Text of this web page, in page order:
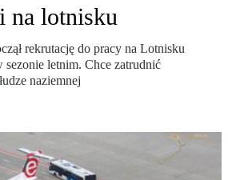
na lotnisku
rekrutację do pracy na Lotnisku
letnim. Chce zatrudnić
naziemnej